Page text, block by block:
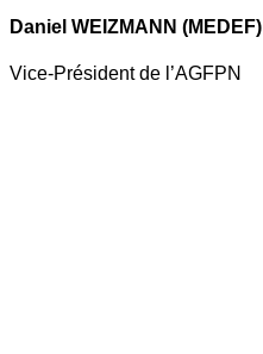
Daniel WEIZMANN (MEDEF)
Vice-Président de l’AGFPN